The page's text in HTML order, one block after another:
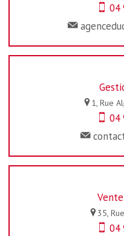
04
1, Rue
04
35,
04